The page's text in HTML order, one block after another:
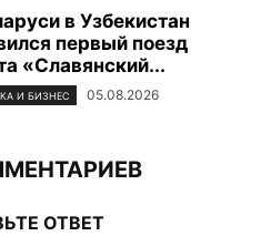
в Узбекистан
первый поезд
«Славянский...
И БИЗНЕС 05.08.2026
ОТВЕТ